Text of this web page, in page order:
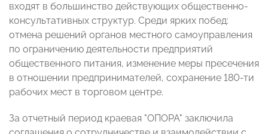
входят в большинство действующих общественно-
консультативных структур. Среди ярких побед:
отмена решений органов местного самоуправления
по ограничению деятельности предприятий
общественного питания, изменение меры пресечения
в отношении предпринимателей, сохранение 180-ти
рабочих мест в торговом центре.
За отчетный период краевая "ОПОРА" заключила